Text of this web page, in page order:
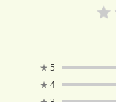
★ 5
★ 4